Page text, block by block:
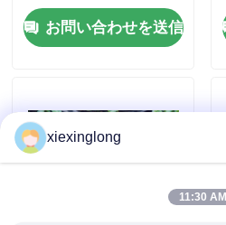
ニュース
EPS EPPフーム
お問い合わせを送信
xiexinglong
11:30 AM